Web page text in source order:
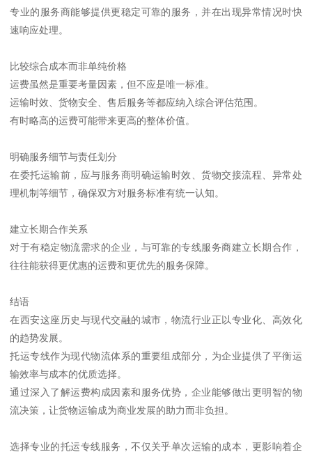
专业的服务商能够提供更稳定可靠的服务，并在出现异常情况时快
速响应处理。
比较综合成本而非单纯价格
运费虽然是重要考量因素，但不应是唯一标准。
运输时效、货物安全、售后服务等都应纳入综合评估范围。
有时略高的运费可能带来更高的整体价值。
明确服务细节与责任划分
在委托运输前，应与服务商明确运输时效、货物交接流程、异常处
理机制等细节，确保双方对服务标准有统一认知。
建立长期合作关系
对于有稳定物流需求的企业，与可靠的专线服务商建立长期合作，
往往能获得更优惠的运费和更优先的服务保障。
结语
在西安这座历史与现代交融的城市，物流行业正以专业化、高效化
的趋势发展。
托运专线作为现代物流体系的重要组成部分，为企业提供了平衡运
输效率与成本的优质选择。
通过深入了解运费构成因素和服务优势，企业能够做出更明智的物
流决策，让货物运输成为商业发展的助力而非负担。
选择专业的托运专线服务，不仅关乎单次运输的成本，更影响着企